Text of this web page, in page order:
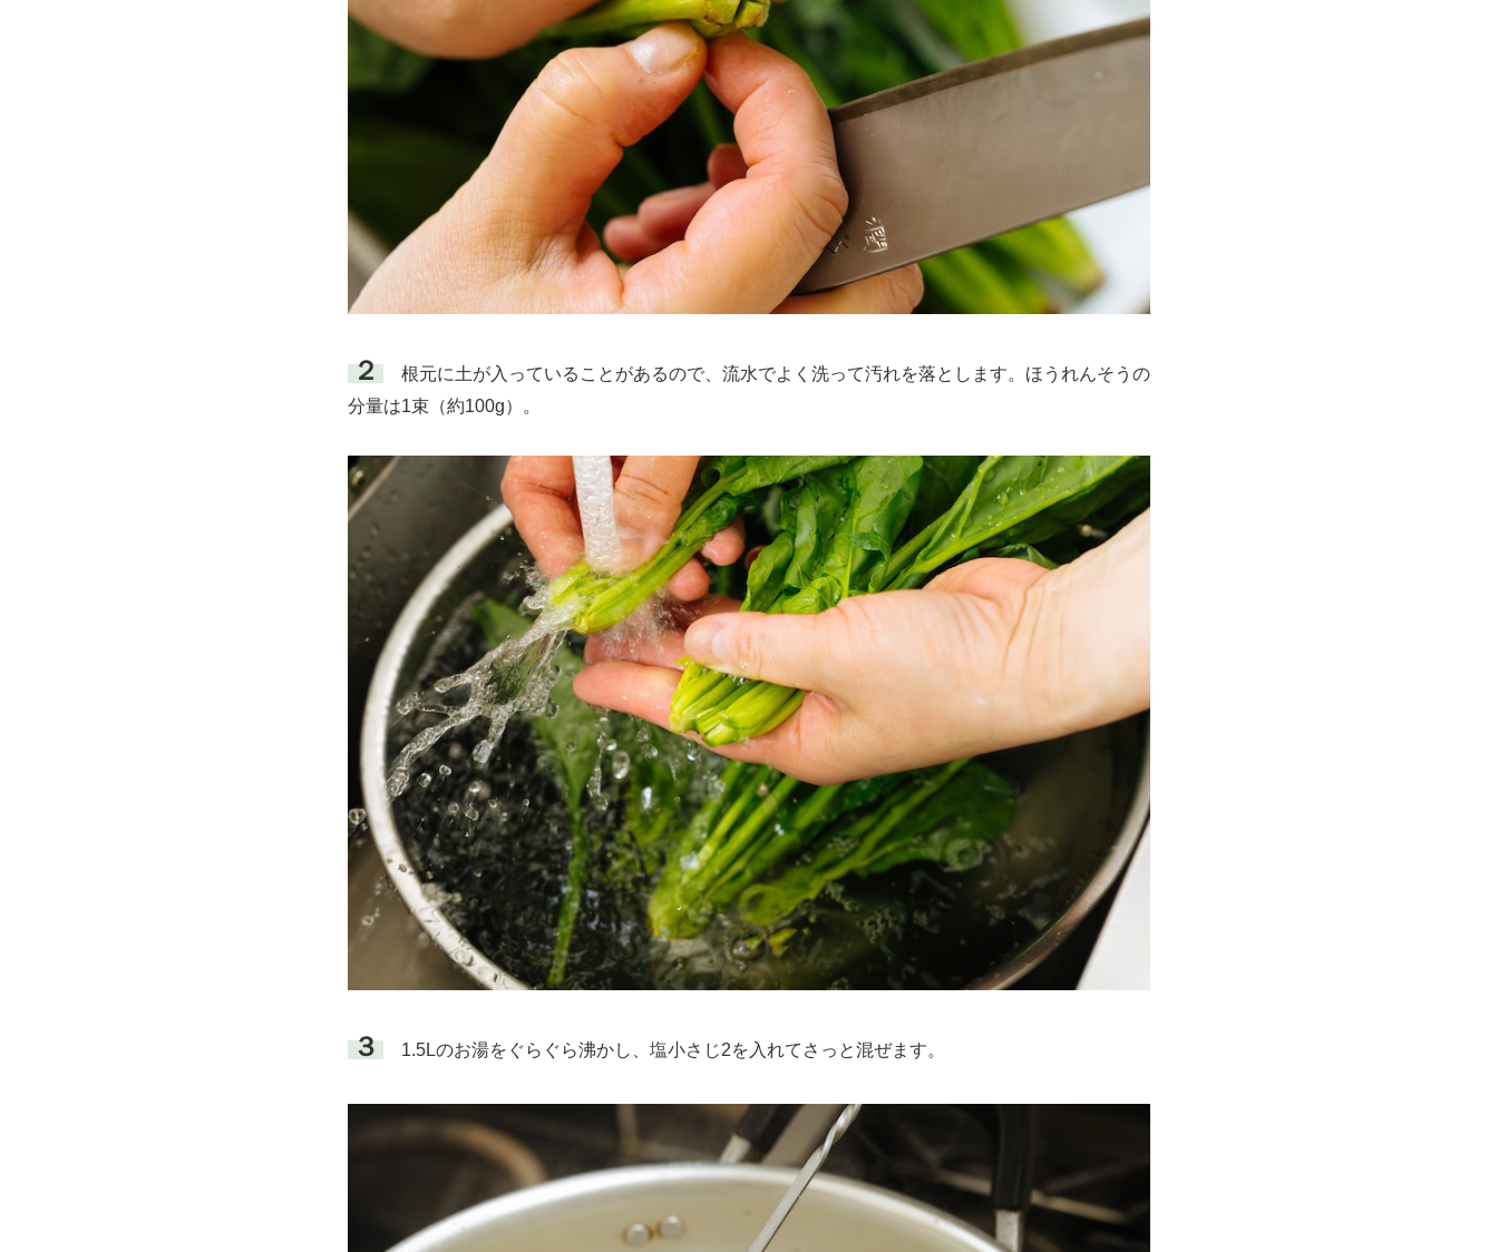
２
根元に土が入っていることがあるので、流水でよく洗って汚れを落とします。ほうれんそうの
分量は1束（約100g）。
３ 1.5Lのお湯をぐらぐら沸かし、塩小さじ2を入れてさっと混ぜます。